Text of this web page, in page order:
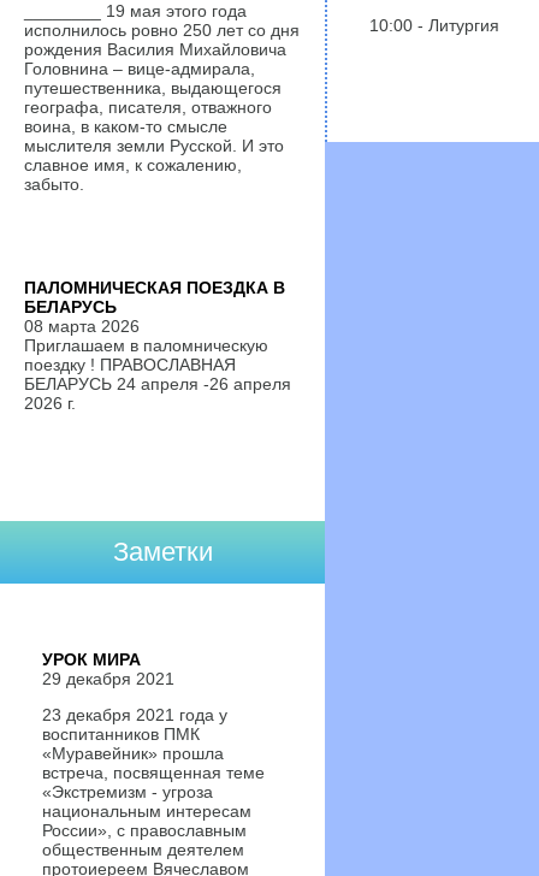
10:00 - Литургия
________ 19 мая этого года
исполнилось ровно 250 лет со дня
рождения Василия Михайловича
Головнина – вице-адмирала,
путешественника, выдающегося
географа, писателя, отважного
воина, в каком-то смысле
мыслителя земли Русской. И это
славное имя, к сожалению,
забыто.
ПАЛОМНИЧЕСКАЯ ПОЕЗДКА В
БЕЛАРУСЬ
08 марта 2026
Приглашаем в паломническую
поездку ! ПРАВОСЛАВНАЯ
БЕЛАРУСЬ 24 апреля -26 апреля
2026 г.
Заметки
УРОК МИРА
29 декабря 2021
23 декабря 2021 года у
воспитанников ПМК
«Муравейник» прошла
встреча, посвященная теме
«Экстремизм - угроза
национальным интересам
России», с православным
общественным деятелем
протоиереем Вячеславом